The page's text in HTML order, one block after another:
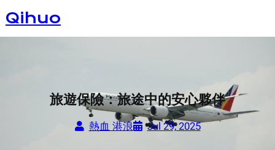
to
content
Qihuo
旅遊保險：旅途中的安心夥伴
熱血 港浪 Jul 29, 2025